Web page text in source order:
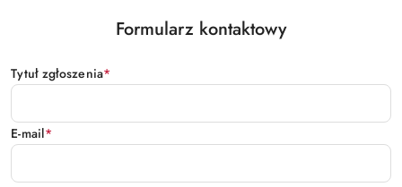
Formularz kontaktowy
Tytuł zgłoszenia*
E-mail*